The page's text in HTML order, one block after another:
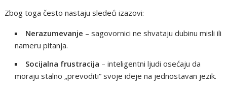
Zbog toga često nastaju sledeći izazovi:
Nerazumevanje – sagovornici ne shvataju dubinu misli ili
nameru pitanja.
Socijalna frustracija – inteligentni ljudi osećaju da
moraju stalno „prevoditi“ svoje ideje na jednostavan jezik.